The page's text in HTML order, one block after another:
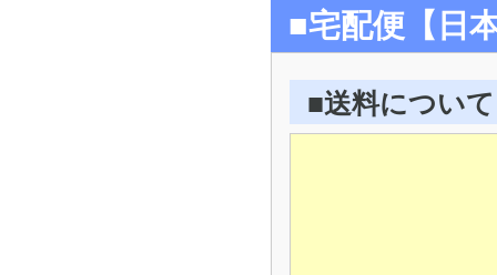
■宅配便【日
■送料について